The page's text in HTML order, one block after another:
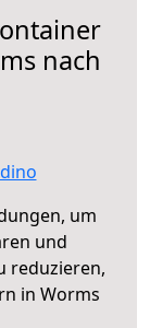
nach
um
und
reduzieren,
in Worms